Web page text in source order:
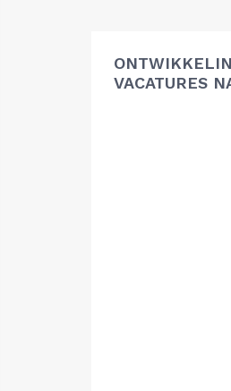
VACATURES